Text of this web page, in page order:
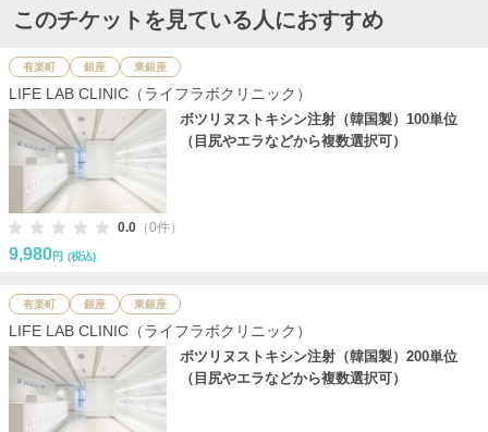
このチケットを見ている人におすすめ
有楽町 銀座 東銀座
LIFE LAB CLINIC（ライフラボクリニック）
ボツリヌストキシン注射（韓国製）100単位
（目尻やエラなどから複数選択可）
0.0 （0件）
9,980円 (税込)
有楽町 銀座 東銀座
LIFE LAB CLINIC（ライフラボクリニック）
ボツリヌストキシン注射（韓国製）200単位
（目尻やエラなどから複数選択可）